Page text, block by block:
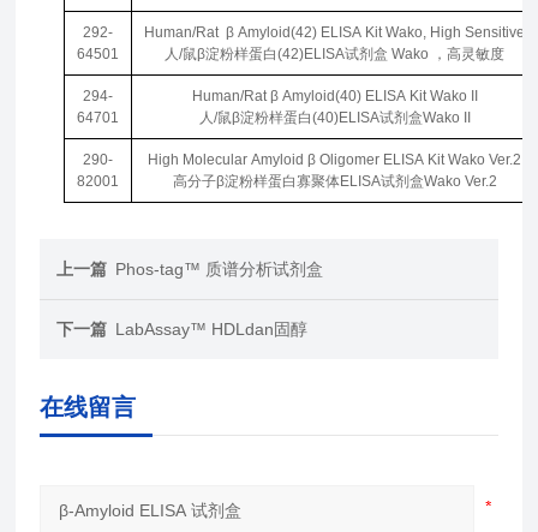
292-
64501
Human/Rat β Amyloid(42) ELISA Kit Wako, High Sensitive
人/鼠β淀粉样蛋白(42)ELISA试剂盒 Wako ，高灵敏度
294-
64701
Human/Rat β Amyloid(40) ELISA Kit Wako II
人/鼠β淀粉样蛋白(40)ELISA试剂盒Wako II
290-
82001
High Molecular Amyloid β Oligomer ELISA Kit Wako Ver.2
高分子β淀粉样蛋白寡聚体ELISA试剂盒Wako Ver.2
上一篇 Phos-tag™ 质谱分析试剂盒
下一篇 LabAssay™ HDLdan固醇
在线留言